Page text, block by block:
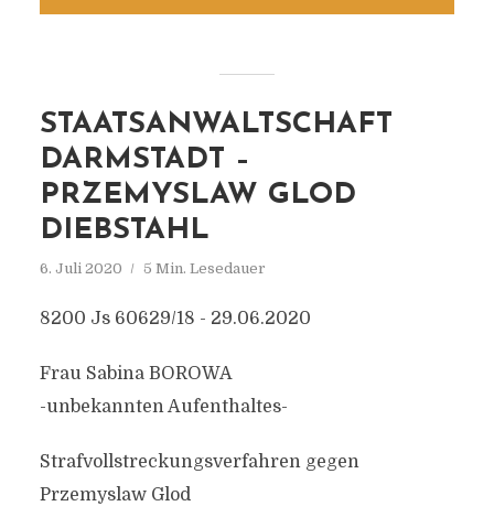
STAATSANWALTSCHAFT
DARMSTADT –
PRZEMYSLAW GLOD
DIEBSTAHL
6. Juli 2020 5 Min. Lesedauer
8200 Js 60629/18 - 29.06.2020
Frau Sabina BOROWA
-unbekannten Aufenthaltes-
Strafvollstreckungsverfahren gegen
Przemyslaw Glod